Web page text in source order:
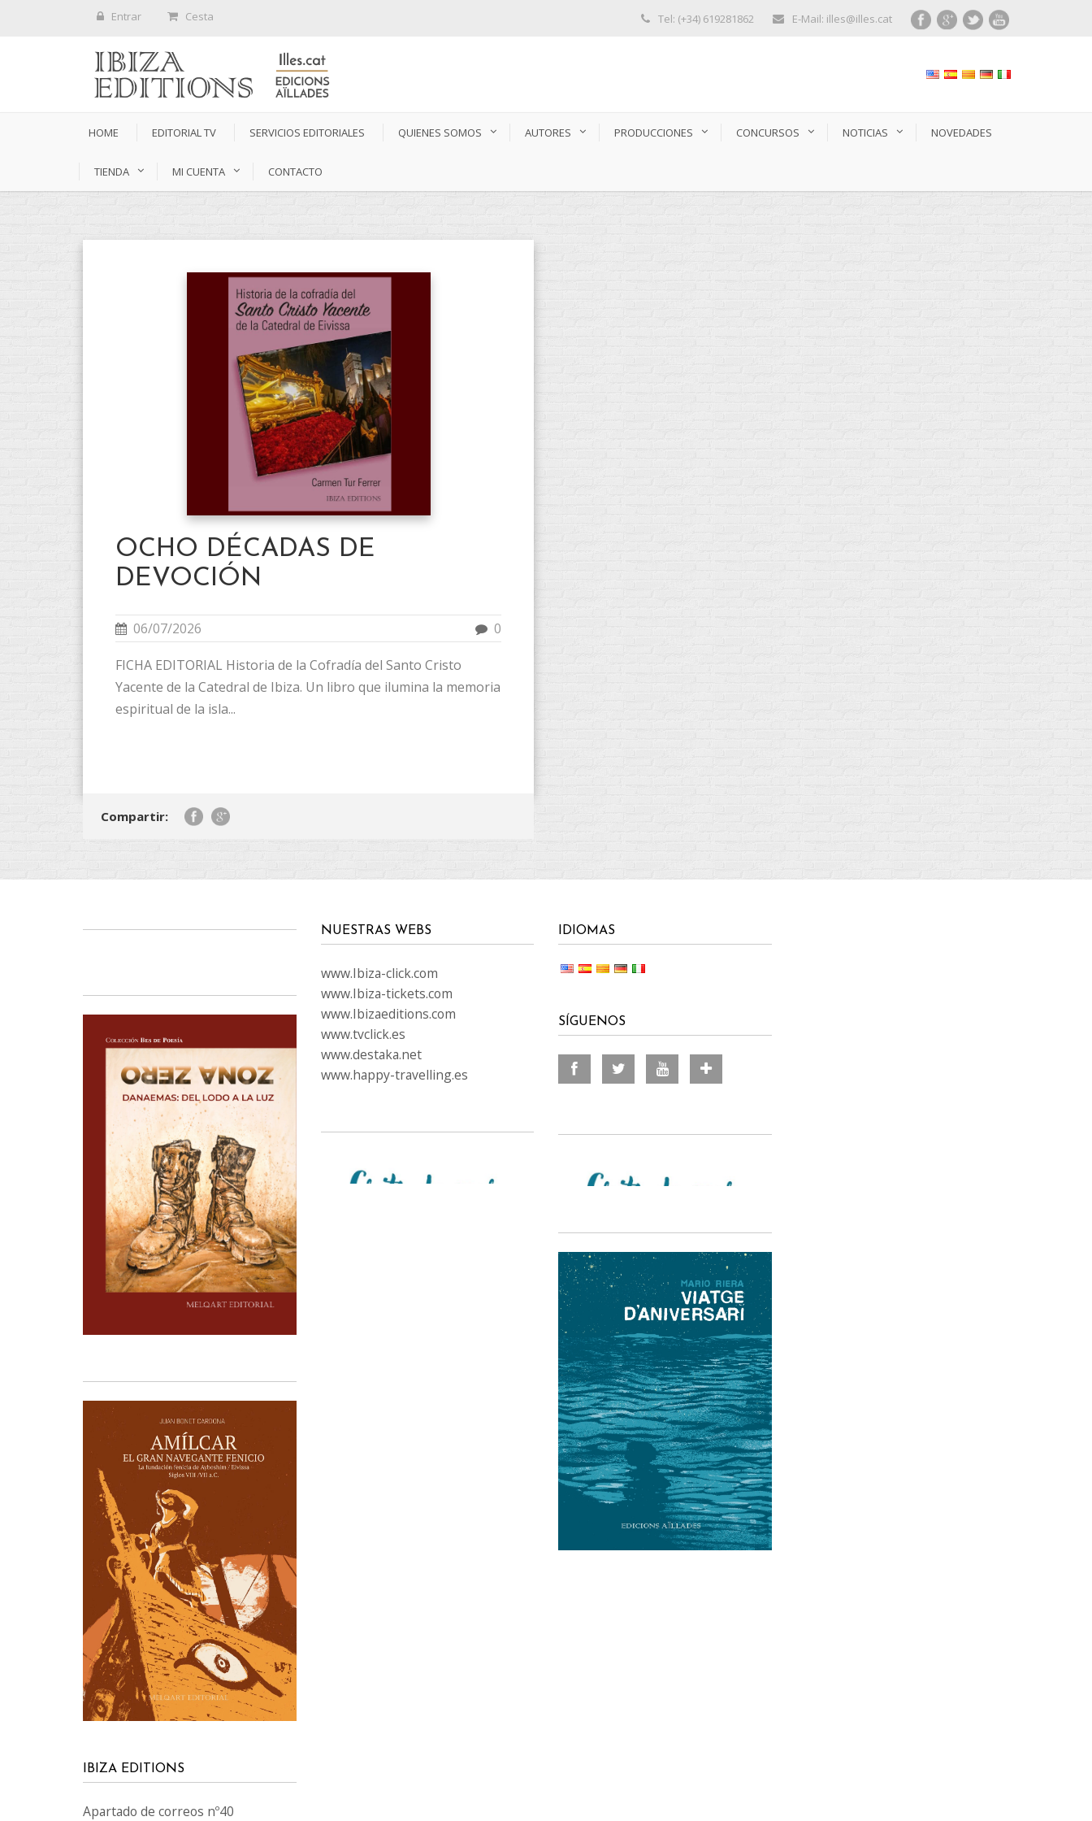
Entrar Cesta Tel: (+34) 619281862 E-Mail: illes@illes.cat
HOME EDITORIAL TV SERVICIOS EDITORIALES QUIENES SOMOS AUTORES PRODUCCIONES CONCURSOS NOTICIAS NOVEDADES
TIENDA MI CUENTA CONTACTO
OCHO DÉCADAS DE
DEVOCIÓN
06/07/2026 0
FICHA EDITORIAL Historia de la Cofradía del Santo Cristo
Yacente de la Catedral de Ibiza. Un libro que ilumina la memoria
espiritual de la isla...
Compartir:
IBIZA EDITIONS
Apartado de correos nº40
NUESTRAS WEBS
www.Ibiza-click.com
www.Ibiza-tickets.com
www.Ibizaeditions.com
www.tvclick.es
www.destaka.net
www.happy-travelling.es
IDIOMAS
SÍGUENOS